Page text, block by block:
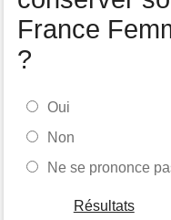
France
?
Oui
Non
Ne se prononce
Résultats